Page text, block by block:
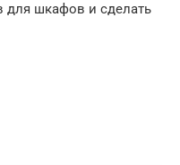
для шкафов и сделать